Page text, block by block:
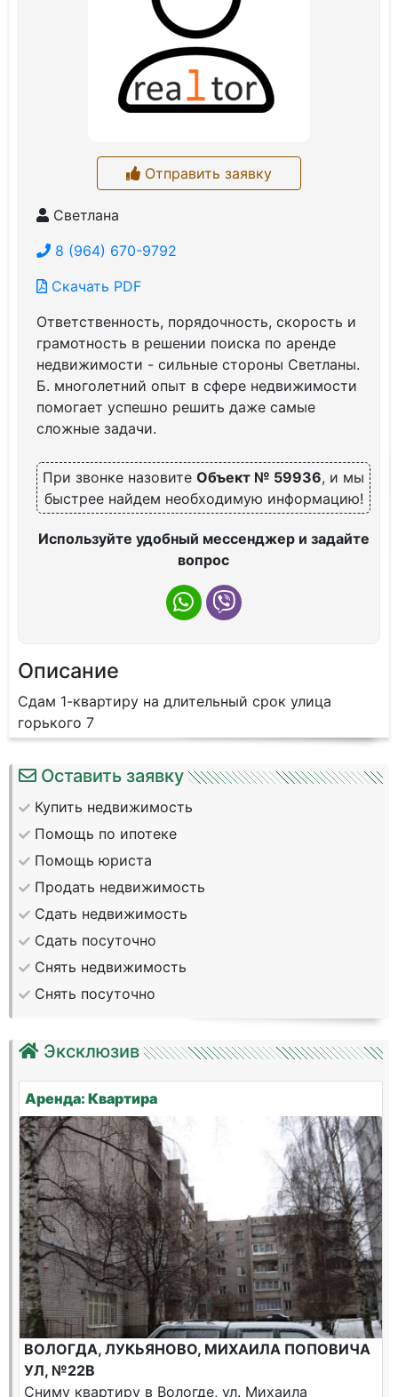
Отправить заявку
Светлана
8 (964) 670-9792
Скачать PDF
Ответственность, порядочность, скорость и
грамотность в решении поиска по аренде
недвижимости - сильные стороны Светланы.
Б. многолетний опыт в сфере недвижимости
помогает успешно решить даже самые
сложные задачи.
При звонке назовите Объект № 59936, и мы
быстрее найдем необходимую информацию!
Используйте удобный мессенджер и задайте
вопрос
Описание
Сдам 1-квартиру на длительный срок улица
горького 7
Оставить заявку
Купить недвижимость
Помощь по ипотеке
Помощь юриста
Продать недвижимость
Сдать недвижимость
Сдать посуточно
Снять недвижимость
Снять посуточно
Эксклюзив
Аренда: Квартира
ВОЛОГДА, ЛУКЬЯНОВО, МИХАИЛА ПОПОВИЧА
УЛ, №22В
Сниму квартиру в Вологде, ул. Михаила